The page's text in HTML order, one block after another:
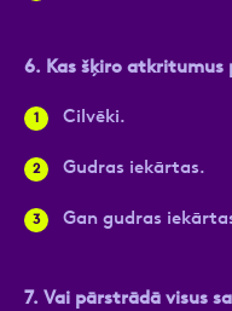
6. Kas šķiro atkritumus
Cilvēki.
Gudras iekārtas.
Gan gudras
7. Vai pārstrādā visus